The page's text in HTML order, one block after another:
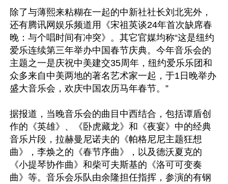
除了与薄熙来粘糊在一起的中新社社长刘北宪外，
还有腾讯网娱乐频道用《宋祖英谈24年首次缺席春
晚：与个唱时间有冲突》。其它官媒均称“这是纽约
爱乐连续第三年举办中国春节庆典。今年音乐会的
主题之一是庆祝中美建交35周年，纽约爱乐乐团和
众多来自中美两地的著名艺术家一起，于1日晚举办
盛大音乐会，欢庆中国农历马年春节。”
据报道，当晚音乐会的曲目中西结合，包括谭盾创
作的《英雄》、《卧虎藏龙》和《夜宴》中的经典
音乐片段，拉赫曼尼诺夫的《帕格尼尼主题狂想
曲》，李焕之的《春节序曲》，以及德沃夏克的
《小提琴协作曲》和柴可夫斯基的《洛可可变奏
曲》等。音乐会乐队由余隆担任指挥，参演的有钢